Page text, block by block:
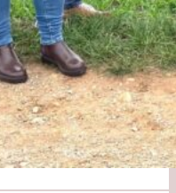
geklappt!